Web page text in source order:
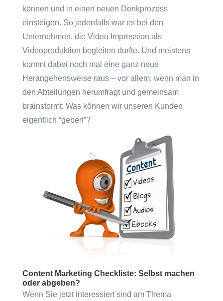
können und in einen neuen Denkprozess
einsteigen. So jedenfalls war es bei den
Unternehmen, die Video Impression als
Videoproduktion begleiten durfte. Und meistens
kommt dabei noch mal eine ganz neue
Herangehensweise raus – vor allem, wenn man in
den Abteilungen herumfragt und gemeinsam
brainstormt: Was können wir unseren Kunden
eigentlich “geben”?
Content Marketing Checkliste: Selbst machen
oder abgeben?
Wenn Sie jetzt interessiert sind am Thema